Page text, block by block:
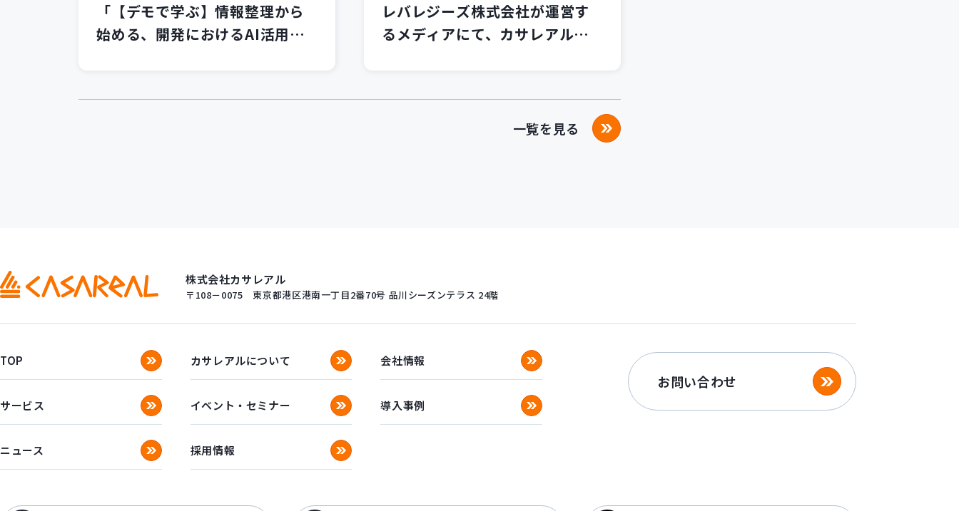
「【デモで学ぶ】情報整理から
始める、開発におけるAI活用の
レバレジーズ株式会社が運営す
るメディアにて、カサレアルブ
一覧を見る
株式会社カサレアル
〒108－0075 東京都港区港南一丁目2番70号 品川シーズンテラス 24階
TOP カサレアルについて 会社情報
サービス イベント・セミナー 導入事例
ニュース 採用情報
お問い合わせ